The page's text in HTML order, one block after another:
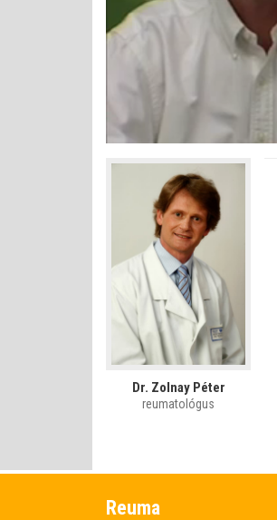
kikapcsolva
Állapot
0%
Dr. Zolnay Péter
reumatológus
Reuma